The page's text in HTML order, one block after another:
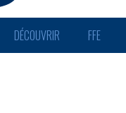
DÉCOUVRIR FFE